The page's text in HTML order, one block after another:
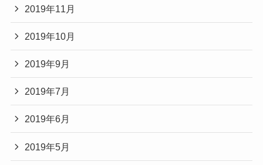
2019年11月
2019年10月
2019年9月
2019年7月
2019年6月
2019年5月